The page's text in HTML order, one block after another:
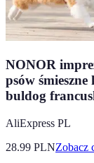
NONOR
psów
buldog
AliExpress PL
28.99 PLNZobacz